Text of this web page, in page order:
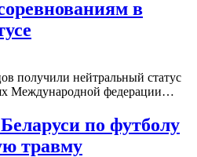
в
получили нейтральный статус
Международной федерации…
по футболу
травму